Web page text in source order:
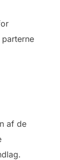
af de